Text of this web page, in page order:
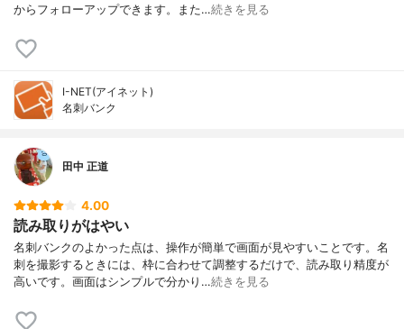
からフォローアップできます。また…続きを見る
I-NET(アイネット)
名刺バンク
田中 正道
4.00
読み取りがはやい
名刺バンクのよかった点は、操作が簡単で画面が見やすいことです。名
刺を撮影するときには、枠に合わせて調整するだけで、読み取り精度が
高いです。画面はシンプルで分かり…続きを見る